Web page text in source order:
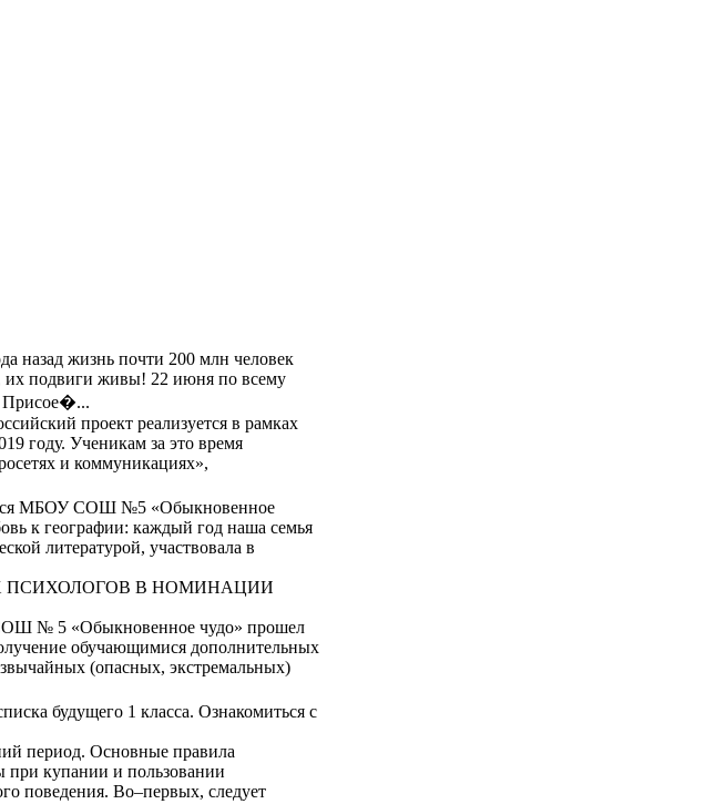
назад жизнь почти 200 млн человек
их подвиги живы! 22 июня по всему
Присое�...
проект реализуется в рамках
году. Ученикам за это время
и коммуникациях»,
МБОУ СОШ №5 «Обыкновенное
к географии: каждый год наша семья
литературой, участвовала в
ПСИХОЛОГОВ В НОМИНАЦИИ
№ 5 «Обыкновенное чудо» прошел
обучающимися дополнительных
(опасных, экстремальных)
будущего 1 класса. Ознакомиться с
период. Основные правила
при купании и пользовании
поведения. Во–первых, следует